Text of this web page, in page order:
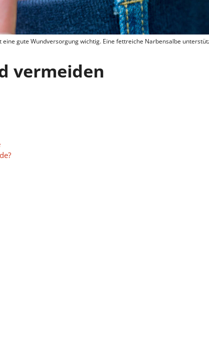
gute Wundversorgung wichtig. Eine fettreiche Narbensalbe
vermeiden